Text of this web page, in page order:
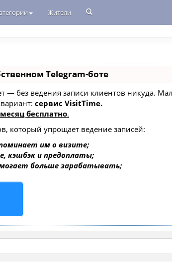
Жители
Telegram-боте
— без ведения записи клиентов никуда.
сервис VisitTime.
бесплатно.
который упрощает ведение записей:
им о визите;
кэшбэк и предоплаты;
больше зарабатывать;